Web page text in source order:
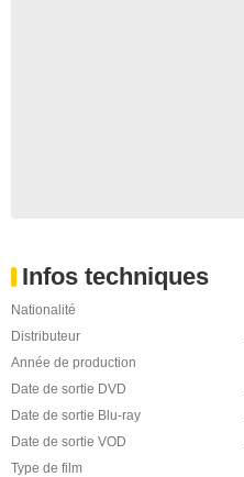
Infos techniques
Nationalité
Distributeur
Année de production
Date de sortie DVD
Date de sortie Blu-ray
Date de sortie VOD
Type de film